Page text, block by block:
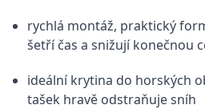
rychlá montáž, praktický
šetří čas a snižují konečnou
ideální krytina do horských
tašek hravě odstraňuje sníh